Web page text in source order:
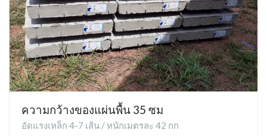
ความกว้างของแผ่นพื้น 35 ซม
อัดแรงเหล็ก 4-7 เส้น / หนักเมตรละ 42 กก